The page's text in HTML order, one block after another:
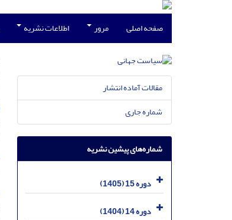
صفحه اصلی مرور اطلاعات نشریه
مقالات آماده انتشار
شماره جاری
شماره‌های پیشین نشریه
دوره 15 (1405)
دوره 14 (1404)